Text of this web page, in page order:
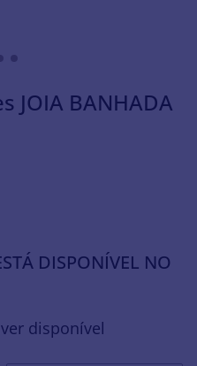
JOIA BANHADA
DISPONÍVEL NO
disponível